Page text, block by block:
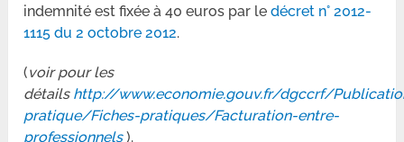
indemnité est fixée à 40 euros par ledécret n° 2012-
1115 du 2 octobre 2012.
(voir pour les
détails http://www.economie.gouv.fr/dgccrf/
pratique/Fiches-pratiques/Facturation-entre-
professionnels ).